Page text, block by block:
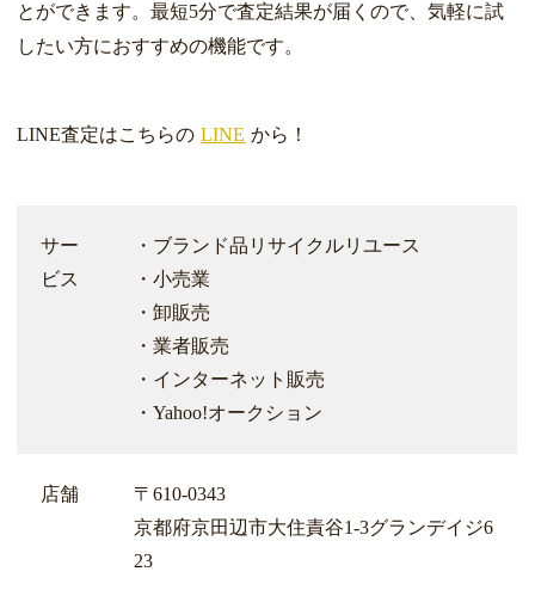
とができます。最短5分で査定結果が届くので、気軽に試
したい方におすすめの機能です。
LINE査定はこちらの LINE から！
サー
ビス
・ブランド品リサイクルリユース
・小売業
・卸販売
・業者販売
・インターネット販売
・Yahoo!オークション
店舗
〒610-0343
京都府京田辺市大住責谷1-3グランデイジ6
23